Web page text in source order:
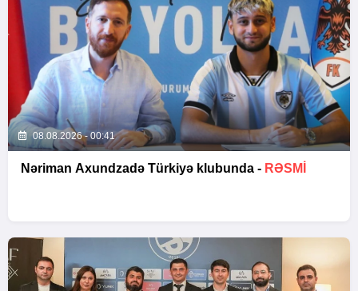
08.08.2026 - 00:41
Nəriman Axundzadə Türkiyə klubunda - RƏSMİ